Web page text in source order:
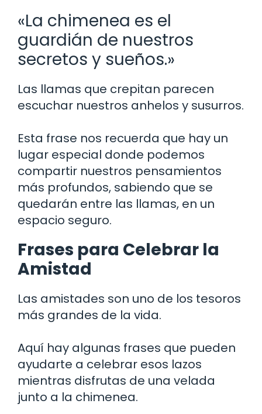
«La chimenea es el
guardián de nuestros
secretos y sueños.»
Las llamas que crepitan parecen
escuchar nuestros anhelos y susurros.
Esta frase nos recuerda que hay un
lugar especial donde podemos
compartir nuestros pensamientos
más profundos, sabiendo que se
quedarán entre las llamas, en un
espacio seguro.
Frases para Celebrar la
Amistad
Las amistades son uno de los tesoros
más grandes de la vida.
Aquí hay algunas frases que pueden
ayudarte a celebrar esos lazos
mientras disfrutas de una velada
junto a la chimenea.